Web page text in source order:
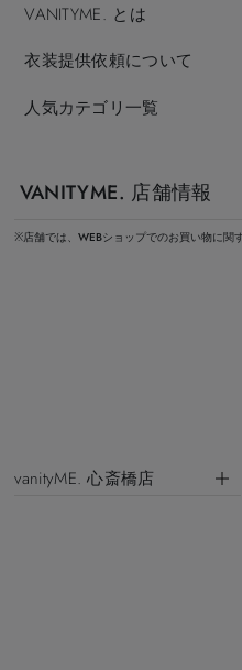
VANITYME. とは
衣装提供依頼について
人気カテゴリ一覧
VANITYME. 店舗情報
※店舗では、WEBショップでのお買い物に関
vanityME. 心斎橋店